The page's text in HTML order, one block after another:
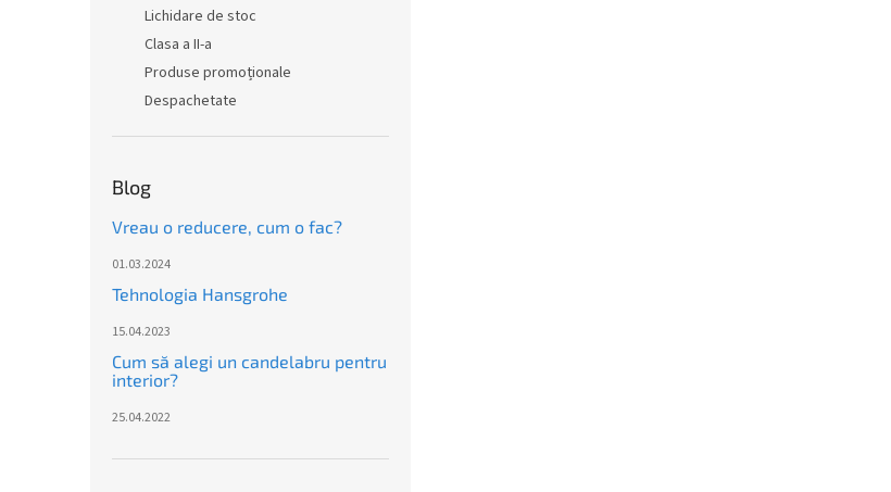
Lichidare de stoc
Clasa a II-a
Produse promoționale
Despachetate
Blog
Vreau o reducere, cum o fac?
01.03.2024
Tehnologia Hansgrohe
15.04.2023
Cum să alegi un candelabru pentru
interior?
25.04.2022